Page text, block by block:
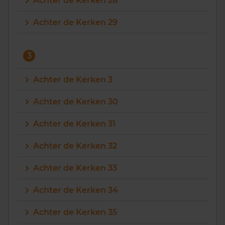
Achter de Kerken 29
3
Achter de Kerken 3
Achter de Kerken 30
Achter de Kerken 31
Achter de Kerken 32
Achter de Kerken 33
Achter de Kerken 34
Achter de Kerken 35